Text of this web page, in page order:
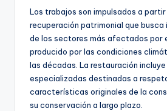
Los trabajos son impulsados a
recuperación patrimonial que busca
de los sectores más afectados por
producido por las condiciones
las décadas. La restauración
especializadas destinadas a
características originales de la
su conservación a largo plazo.